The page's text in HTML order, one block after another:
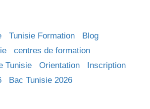
Tunisie Formation
Blog
centres de formation
Tunisie
Orientation
Inscription
Bac Tunisie 2026